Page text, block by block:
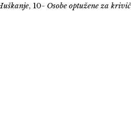
, 10- Osobe optužene za